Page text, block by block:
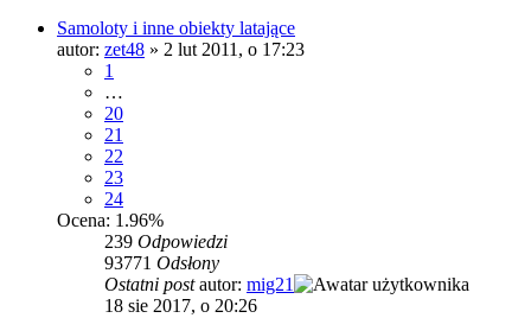
Samoloty i inne obiekty latające
autor: zet48 » 2 lut 2011, o 17:23
1
…
20
21
22
23
24
Ocena: 1.96%
239 Odpowiedzi
93771 Odsłony
Ostatni postautor: mig21
18 sie 2017, o 20:26